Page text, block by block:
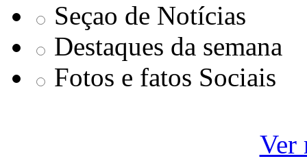
Seçao de Notícias
Destaques da semana
Fotos e fatos Sociais
Ver